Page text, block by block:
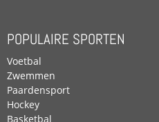
POPULAIRE SPORTEN
Voetbal
Zwemmen
Paardensport
Hockey
Basketbal